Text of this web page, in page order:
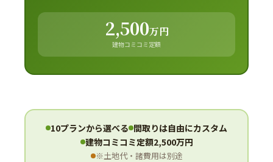
2,500万円
建物コミコミ定額
10プランから選べる 間取りは自由にカスタム
建物コミコミ定額2,500万円
※土地代・諸費用は別途